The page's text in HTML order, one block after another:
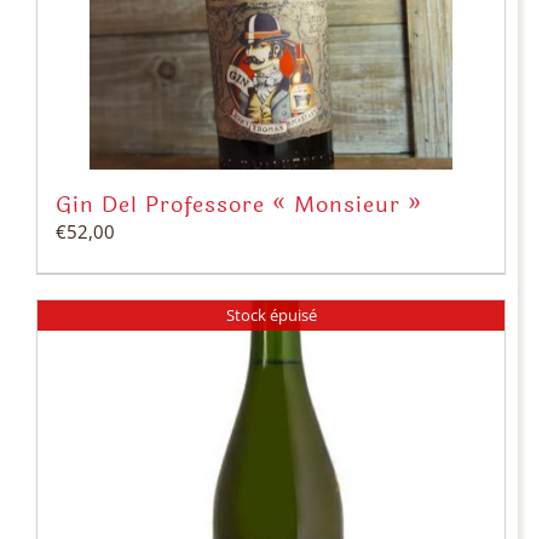
Gin Del Professore « Monsieur »
€52,00
Stock épuisé